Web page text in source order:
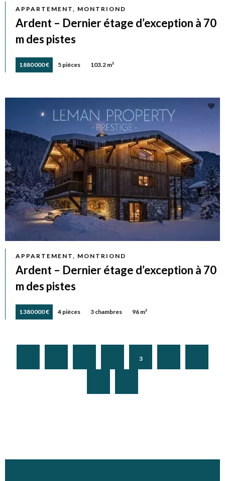
APPARTEMENT, MONTRIOND
Ardent – Dernier étage d’exception à 70
m des pistes
1 880 000 € 5 pièces 103.2 m²
APPARTEMENT, MONTRIOND
Ardent – Dernier étage d’exception à 70
m des pistes
1 380 000 € 4 pièces 3 chambres 96 m²
3